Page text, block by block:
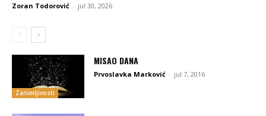
Zoran Todorović - jul 30, 2026
Zanimljivosti
MISAO DANA
Prvoslavka Marković - jul 7, 2016